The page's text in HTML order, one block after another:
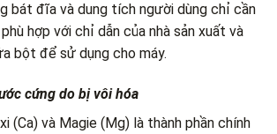
bát đĩa và dung tích người dùng chỉ cần
hợp với chỉ dẫn của nhà sản xuất và
bột để sử dụng cho máy.
cứng do bị vôi hóa
(Ca) và Magie (Mg) là thành phần chính